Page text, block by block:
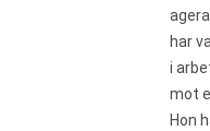
har
i
mot
Hon